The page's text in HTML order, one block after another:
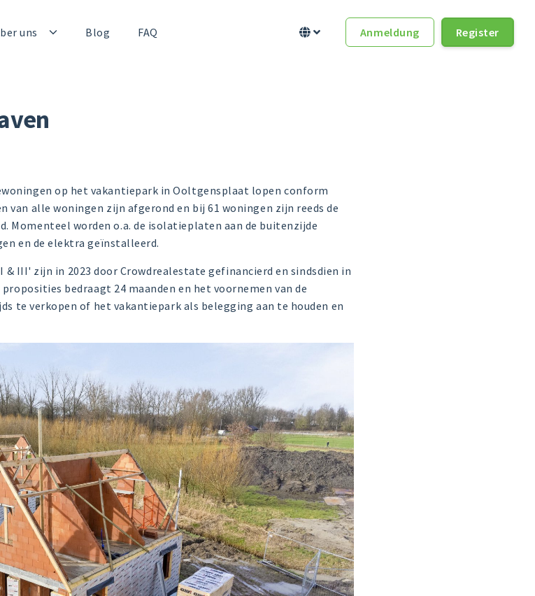
uns Blog FAQ   Anmeldung Register
op het vakantiepark in Ooltgensplaat lopen conform
van alle woningen zijn afgerond en bij 61 woningen zijn reeds de
Momenteel worden o.a. de isolatieplaten aan de buitenzijde
en de elektra geïnstalleerd.
III' zijn in 2023 door Crowdrealestate gefinancierd en sindsdien in
bedraagt 24 maanden en het voornemen van de
te verkopen of het vakantiepark als belegging aan te houden en